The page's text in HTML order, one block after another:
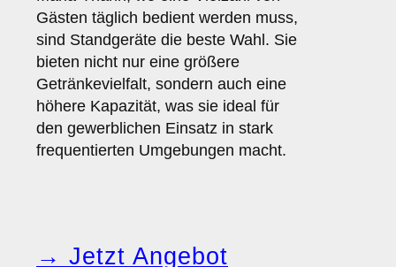
Gästen täglich bedient werden muss,
sind Standgeräte die beste Wahl. Sie
bieten nicht nur eine größere
Getränkevielfalt, sondern auch eine
höhere Kapazität, was sie ideal für
den gewerblichen Einsatz in stark
frequentierten Umgebungen macht.
→ Jetzt Angebot